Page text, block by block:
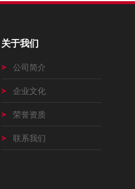
关于我们
公司简介
企业文化
荣誉资质
联系我们